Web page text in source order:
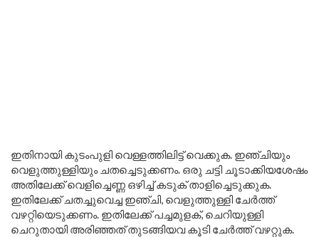
ഇതിനായി കുടംപുളി വെള്ളത്തിലിട്ട് വെക്കുക. ഇഞ്ചിയും
വെളുത്തുള്ളിയും ചതച്ചെടുക്കണം. ഒരു ചട്ടി ചൂടാക്കിയശേഷം
അതിലേക്ക് വെളിച്ചെണ്ണ ഒഴിച്ച് കടുക് താളിച്ചെടുക്കുക.
ഇതിലേക്ക് ചതച്ചുവെച്ച ഇഞ്ചി, വെളുത്തുള്ളി ചേർത്ത്
വഴറ്റിയെടുക്കണം. ഇതിലേക്ക് പച്ചമുളക്, ചെറിയുള്ളി
ചെറുതായി അരിഞ്ഞത് തുടങ്ങിയവ കൂടി ചേർത്ത് വഴറ്റുക.